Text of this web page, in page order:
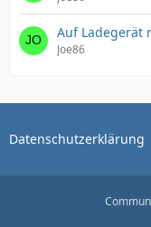
Auf Ladegerät
Joe86
Datenschutzerklärung